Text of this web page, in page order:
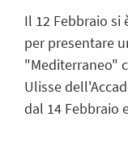
Il 12 Febbraio si
per presentare
"Mediterraneo"
Ulisse
dal 14 Febbraio